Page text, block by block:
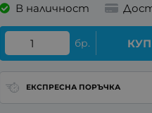
В наличност
бр.
ЕКСПРЕСНА ПОРЪЧКА